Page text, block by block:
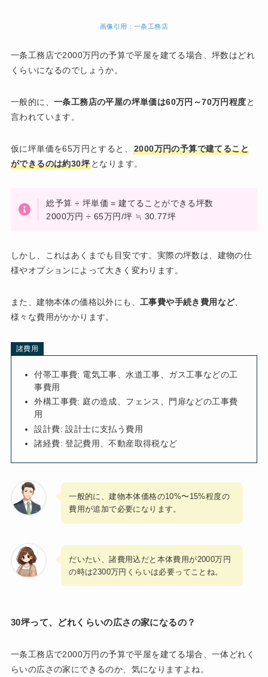
画像引用：一条工務店
一条工務店で2000万円の予算で平屋を建てる場合、坪数はどれ
くらいになるのでしょうか。
一般的に、 一条工務店の平屋の坪単価は60万円～70万円程度と
言われています。
仮に坪単価を65万円とすると、
2000万円の予算で建てること
ができるのは約30坪となります。
総予算 ÷ 坪単価 = 建てることができる坪数
2000万円 ÷ 65万円/坪 ≒ 30.77坪
しかし、これはあくまでも目安です。実際の坪数は、建物の仕
様やオプションによって大きく変わります。
また、建物本体の価格以外にも、 工事費や手続き費用など、
様々な費用がかかります。
諸費用
付帯工事費: 電気工事、水道工事、ガス工事などの工
事費用
外構工事費: 庭の造成、フェンス、門扉などの工事費
用
設計費: 設計士に支払う費用
諸経費: 登記費用、不動産取得税など
一般的に、建物本体価格の10%〜15%程度の
費用が追加で必要になります。
だいたい、諸費用込だと本体費用が2000万円
の時は2300万円くらいは必要ってことね。
30坪って、どれくらいの広さの家になるの？
一条工務店で2000万円の予算で平屋を建てる場合、一体どれく
らいの広さの家にできるのか、気になりますよね。